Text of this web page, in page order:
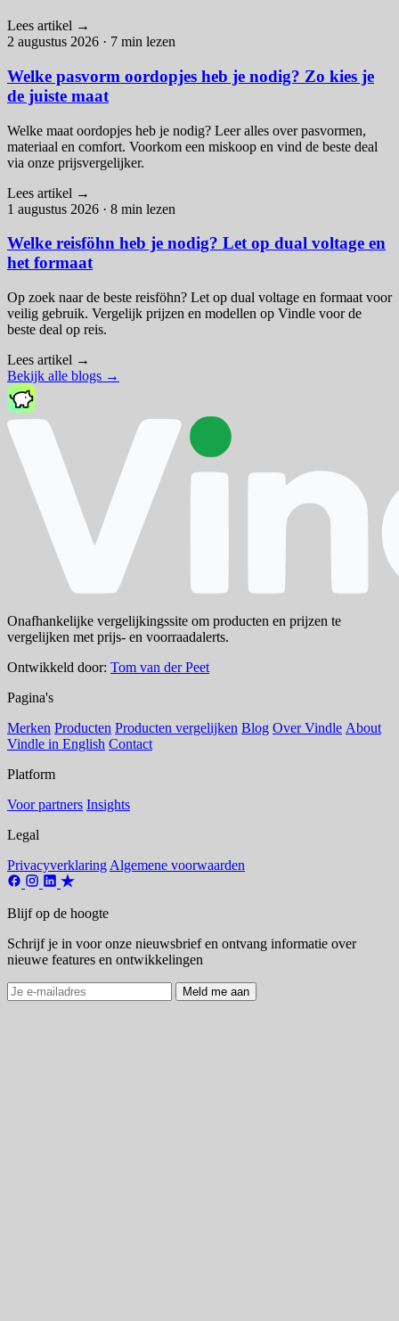
Lees artikel →
2 augustus 2026 · 7 min lezen
Welke pasvorm oordopjes heb je nodig? Zo kies je
de juiste maat
Welke maat oordopjes heb je nodig? Leer alles over pasvormen,
materiaal en comfort. Voorkom een miskoop en vind de beste deal
via onze prijsvergelijker.
Lees artikel →
1 augustus 2026 · 8 min lezen
Welke reisföhn heb je nodig? Let op dual voltage en
het formaat
Op zoek naar de beste reisföhn? Let op dual voltage en formaat voor
veilig gebruik. Vergelijk prijzen en modellen op Vindle voor de
beste deal op reis.
Lees artikel →
Bekijk alle blogs →
Onafhankelijke vergelijkingssite om producten en prijzen te
vergelijken met prijs- en voorraadalerts.
Ontwikkeld door: Tom van der Peet
Pagina's
Merken Producten Producten vergelijken Blog Over Vindle About
Vindle in English Contact
Platform
Voor partners Insights
Legal
Privacyverklaring Algemene voorwaarden
Blijf op de hoogte
Schrijf je in voor onze nieuwsbrief en ontvang informatie over
nieuwe features en ontwikkelingen
Meld me aan